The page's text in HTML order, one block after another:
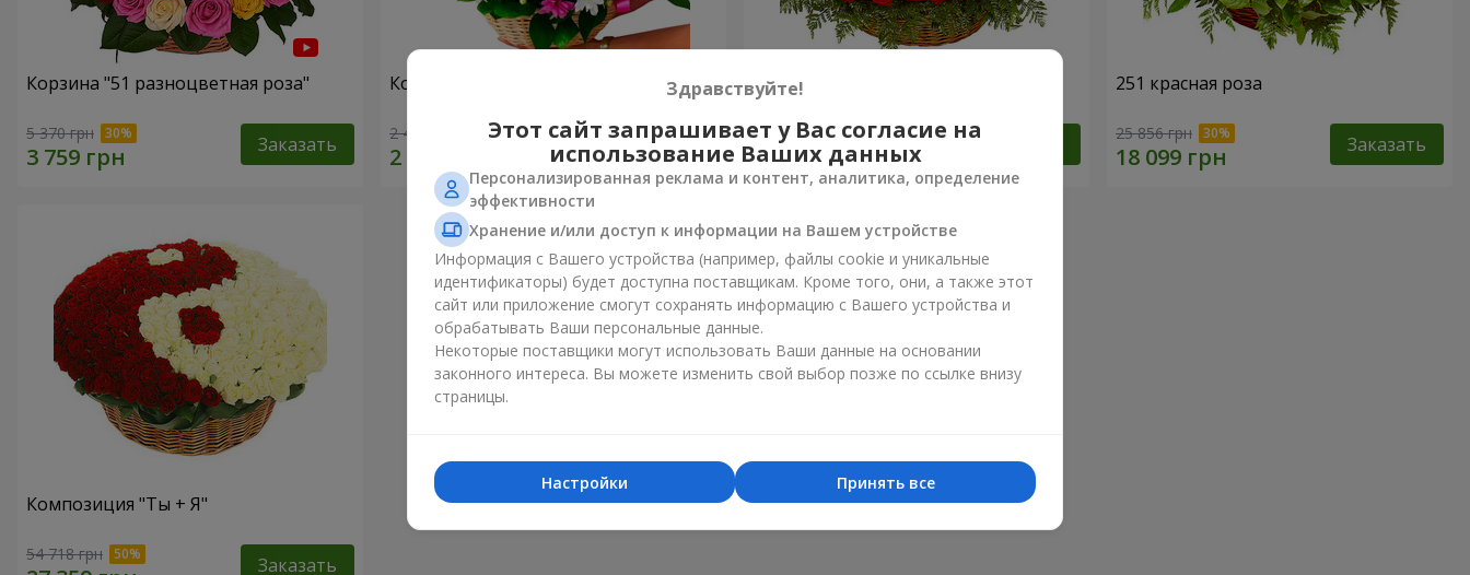
Корзина "51 разноцветная роза"
5 370 грн Заказать
Корзина хризантем "Яркая поляна"
2 469 грн Заказать
501 красная роза
58 907 грн
251 красная роза
25 856 грн Заказать
Композиция "Ты + Я"
54 718 грн Заказать
Здравствуйте!
Этот сайт запрашивает у Вас согласие на
использование Ваших данных
Персонализированная реклама и контент, аналитика, определение
эффективности
Хранение и/или доступ к информации на Вашем устройстве
Информация с Вашего устройства (например, файлы cookie и уникальные
идентификаторы) будет доступна поставщикам. Кроме того, они, а также этот
сайт или приложение смогут сохранять информацию с Вашего устройства и
обрабатывать Ваши персональные данные.
Некоторые поставщики могут использовать Ваши данные на основании
законного интереса. Вы можете изменить свой выбор позже по ссылке внизу
страницы.
Принять все
Настройки